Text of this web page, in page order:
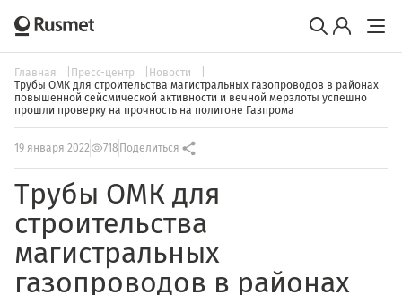
Главная Пресс-центр
Новости
Трубы ОМК для строительства магистральных газопроводов в районах
повышенной сейсмической активности и вечной мерзлоты успешно
прошли проверку на прочность на полигоне Газпрома
19 января 2022 718 Поделиться
Трубы ОМК для
строительства
магистральных
газопроводов в районах